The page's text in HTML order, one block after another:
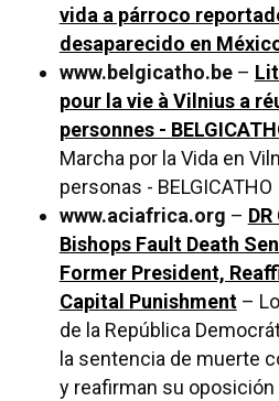
vida a párroco
desaparecido en
www.belgicatho.be–
pour la vie à Vilnius a
personnes -
Marcha por la Vida en
personas - BELGICATHO
www.aciafrica.org –
Bishops Fault Death
Former President,
Capital Punishment–
de la República
la sentencia de muerte
y reafirman su oposición